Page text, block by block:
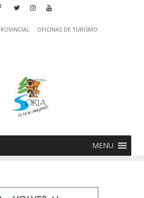
OFICINAS DE TURISMO
MENU